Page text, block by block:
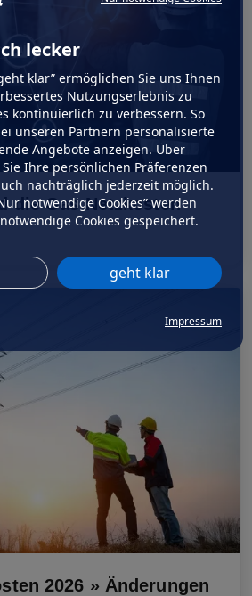
lecker
klar” ermöglichen Sie uns Ihnen
Nutzungserlebnis zu
kontinuierlich zu verbessern. So
unseren Partnern personalisierte
Angebote anzeigen. Über
Sie Ihre persönlichen Präferenzen
nachträglich jederzeit möglich.
notwendige Cookies” werden
Cookies gespeichert.
geht klar
Impressum
die Gas Netzkosten
2026 » Änderungen